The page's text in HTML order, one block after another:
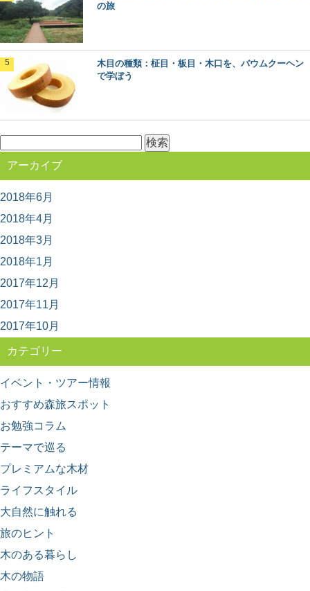
日本の暮らしに取り入れたい。木の伝統的工
芸品6選
長い歴史と匠の技、そして美しさを持つ日本の伝統的工
木の産地ってどこ？都道府県別に見てみよう
野菜や果物の産地、漁獲高の高い港など、農業や漁業の
がありますか？ 丸太をどのように製材したらど...
の旅
木目の種類：柾目・板目・木口を、バウムクーヘン
で学ぼう
索:
アーカイブ
2018年6月
2018年4月
2018年3月
2018年1月
2017年12月
2017年11月
2017年10月
カテゴリー
イベント・ツアー情報
おすすめ森旅スポット
お勉強コラム
テーマで巡る
プレミアムな木材
ライフスタイル
大自然に触れる
旅のヒント
木のある暮らし
木の物語